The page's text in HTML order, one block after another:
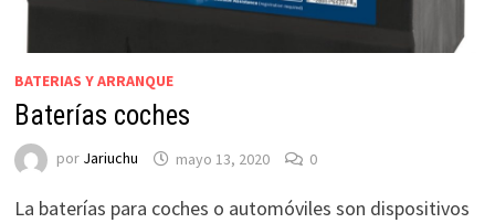
BATERIAS Y ARRANQUE
Baterías coches
por Jariuchu mayo 13, 2020 0
La baterías para coches o automóviles son dispositivos